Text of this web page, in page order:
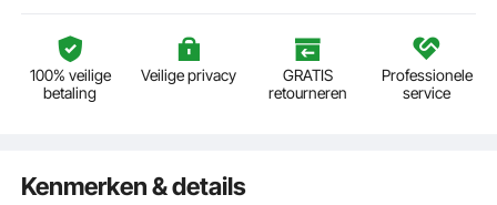
100% veilige
betaling
Veilige privacy
GRATIS
retourneren
Professionele
service
Kenmerken & details